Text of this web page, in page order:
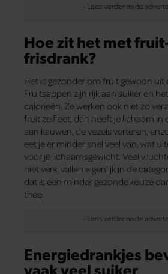
Hoe zit het met
frisdrank?
Het is gezonder om fruit gewoon uit
Fruitsappen zijn rijk aan suiker en
calorieën. Ze werken ook niet zo
fruit zelf eet, dan heeft je lichaam in
aan kauwen, de vezels verteren,
eet je er minder snel veel van, wat
voor je lichaamsgewicht. Veel
niet vers, vallen eigenlijk in de
dat is een minder gezonde keuze
thee.
Energiedrankjes
vaak veel suiker